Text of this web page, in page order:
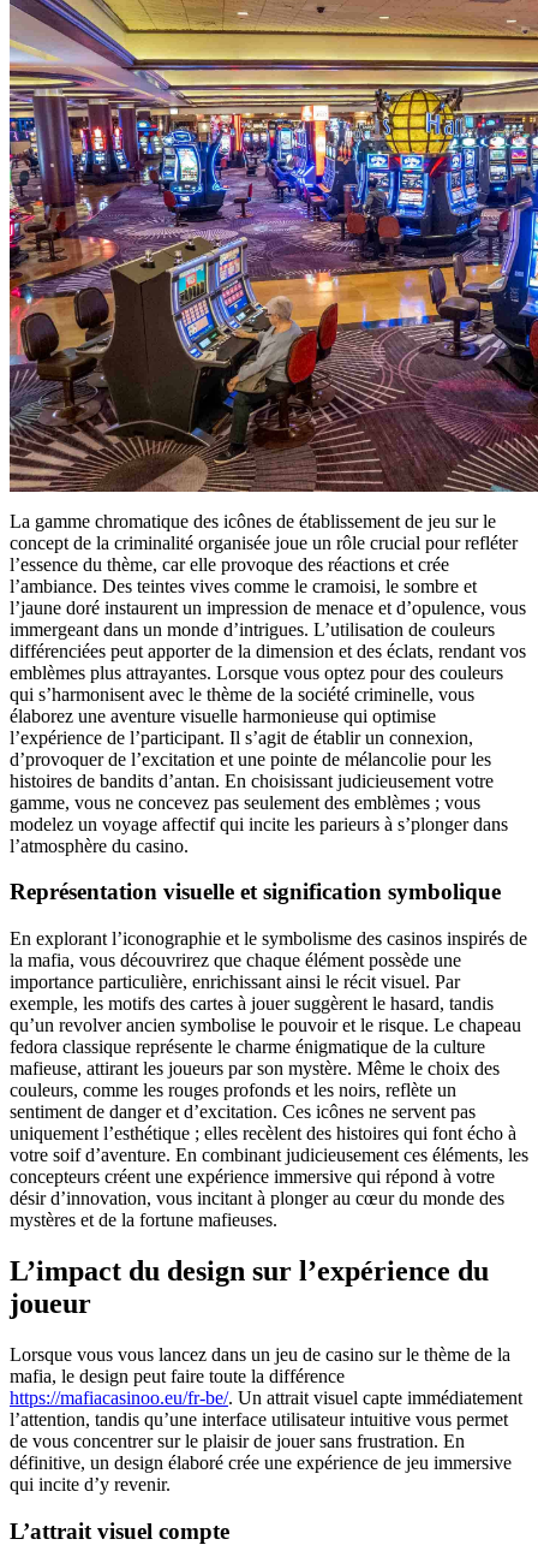
La gamme chromatique des icônes de établissement de jeu sur le
concept de la criminalité organisée joue un rôle crucial pour refléter
l’essence du thème, car elle provoque des réactions et crée
l’ambiance. Des teintes vives comme le cramoisi, le sombre et
l’jaune doré instaurent un impression de menace et d’opulence, vous
immergeant dans un monde d’intrigues. L’utilisation de couleurs
différenciées peut apporter de la dimension et des éclats, rendant vos
emblèmes plus attrayantes. Lorsque vous optez pour des couleurs
qui s’harmonisent avec le thème de la société criminelle, vous
élaborez une aventure visuelle harmonieuse qui optimise
l’expérience de l’participant. Il s’agit de établir un connexion,
d’provoquer de l’excitation et une pointe de mélancolie pour les
histoires de bandits d’antan. En choisissant judicieusement votre
gamme, vous ne concevez pas seulement des emblèmes ; vous
modelez un voyage affectif qui incite les parieurs à s’plonger dans
l’atmosphère du casino.
Représentation visuelle et signification symbolique
En explorant l’iconographie et le symbolisme des casinos inspirés de
la mafia, vous découvrirez que chaque élément possède une
importance particulière, enrichissant ainsi le récit visuel. Par
exemple, les motifs des cartes à jouer suggèrent le hasard, tandis
qu’un revolver ancien symbolise le pouvoir et le risque. Le chapeau
fedora classique représente le charme énigmatique de la culture
mafieuse, attirant les joueurs par son mystère. Même le choix des
couleurs, comme les rouges profonds et les noirs, reflète un
sentiment de danger et d’excitation. Ces icônes ne servent pas
uniquement l’esthétique ; elles recèlent des histoires qui font écho à
votre soif d’aventure. En combinant judicieusement ces éléments, les
concepteurs créent une expérience immersive qui répond à votre
désir d’innovation, vous incitant à plonger au cœur du monde des
mystères et de la fortune mafieuses.
L’impact du design sur l’expérience du
joueur
Lorsque vous vous lancez dans un jeu de casino sur le thème de la
mafia, le design peut faire toute la différence
https://mafiacasinoo.eu/fr-be/. Un attrait visuel capte immédiatement
l’attention, tandis qu’une interface utilisateur intuitive vous permet
de vous concentrer sur le plaisir de jouer sans frustration. En
définitive, un design élaboré crée une expérience de jeu immersive
qui incite d’y revenir.
L’attrait visuel compte